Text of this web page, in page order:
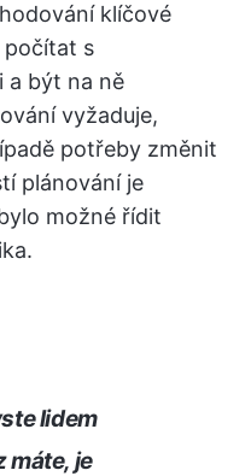
klíčové
počítat s
a být na ně
vyžaduje,
potřeby změnit
plánování je
možné řídit
lidem
máte, je